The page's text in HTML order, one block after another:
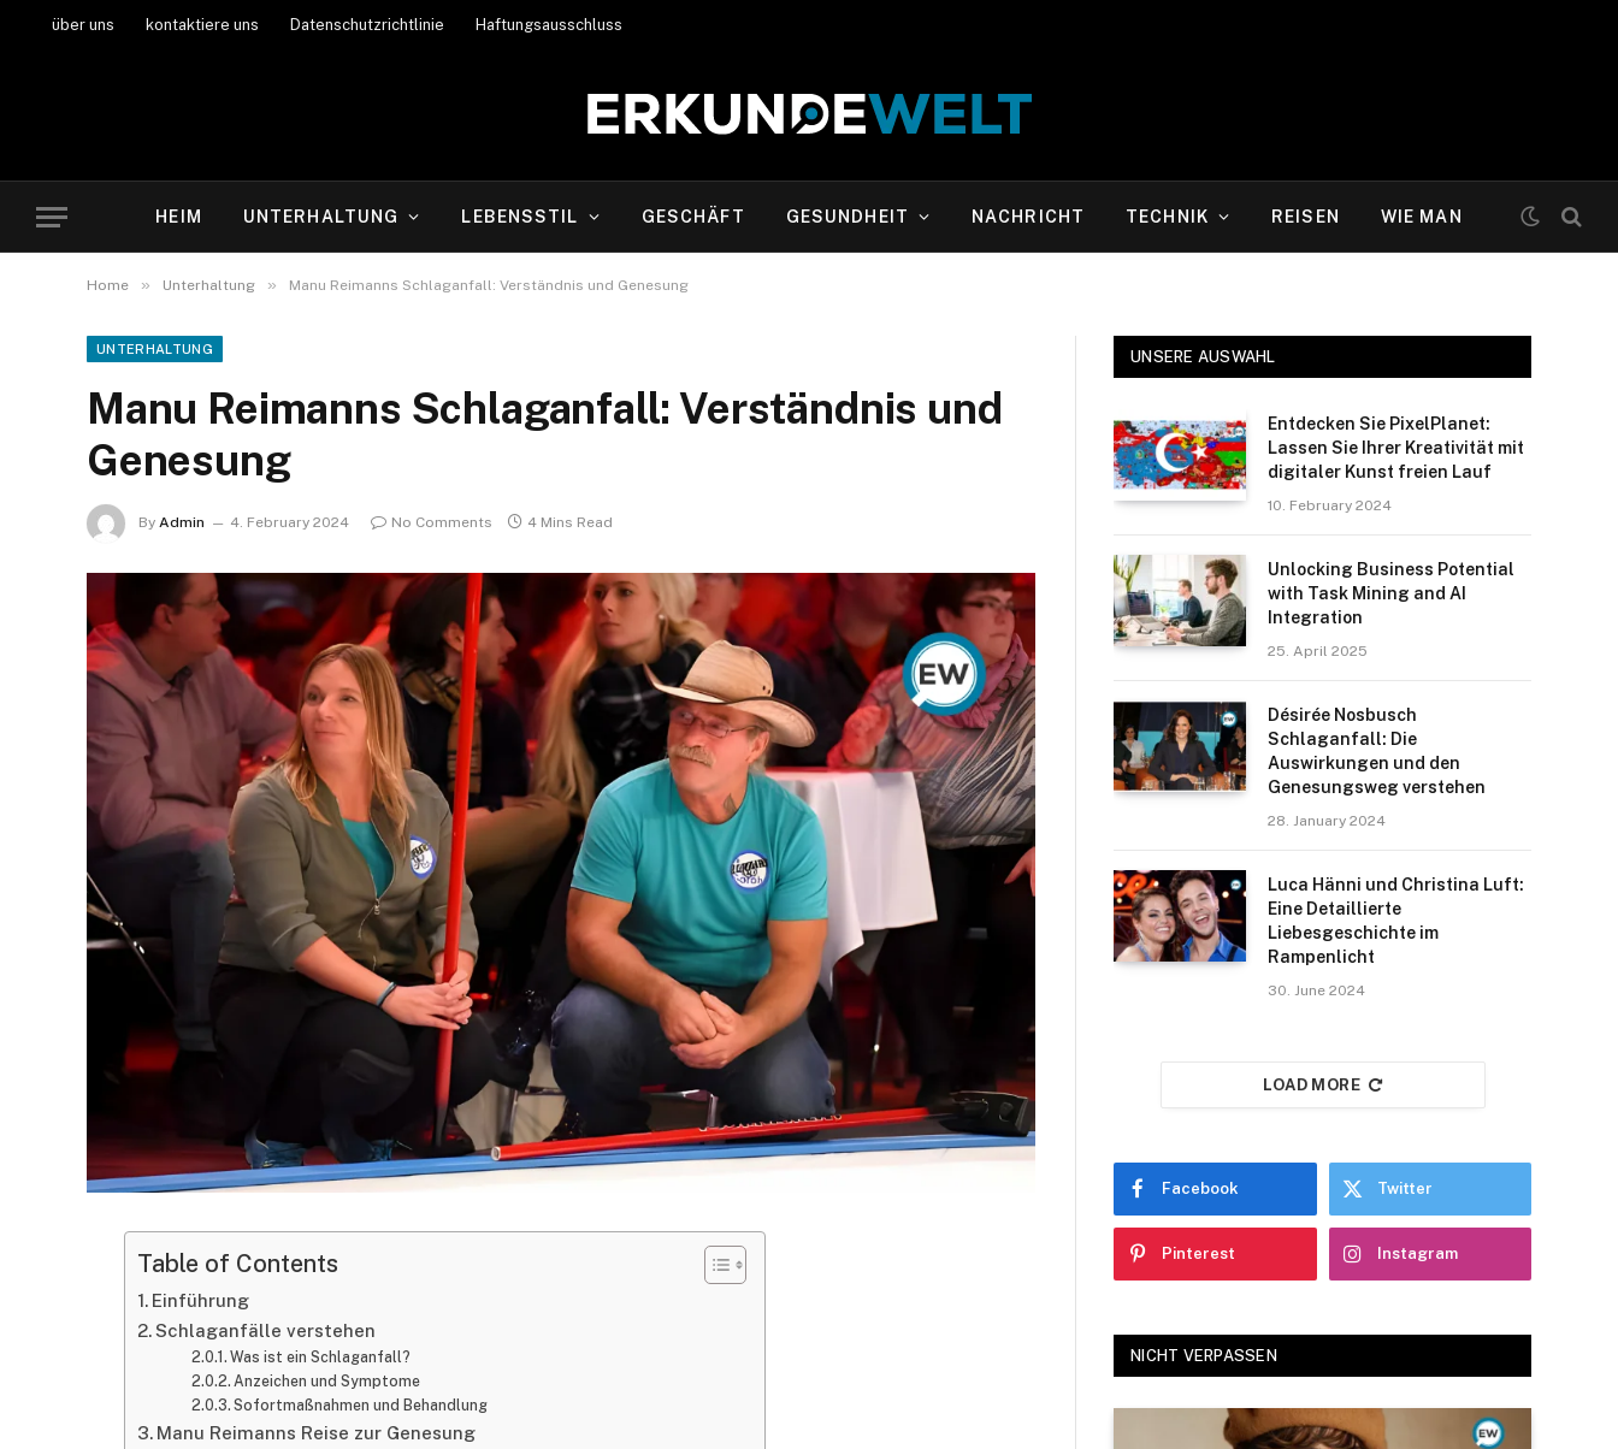
über uns kontaktiere uns Datenschutzrichtlinie Haftungsausschluss
HEIM UNTERHALTUNG LEBENSSTIL GESCHÄFT GESUNDHEIT NACHRICHT TECHNIK REISEN WIE MAN
Home » Unterhaltung » Manu Reimanns Schlaganfall: Verständnis und Genesung
UNTERHALTUNG
Manu Reimanns Schlaganfall: Verständnis und
Genesung
By Admin 4. February 2024 No Comments 4 Mins Read
Table of Contents
Einführung
Schlaganfälle verstehen
Was ist ein Schlaganfall?
Anzeichen und Symptome
Sofortmaßnahmen und Behandlung
Manu Reimanns Reise zur Genesung
UNSERE AUSWAHL
Entdecken Sie PixelPlanet:
Lassen Sie Ihrer Kreativität mit
digitaler Kunst freien Lauf
10. February 2024
Unlocking Business Potential
with Task Mining and AI
Integration
25. April 2025
Désirée Nosbusch
Schlaganfall: Die
Auswirkungen und den
Genesungsweg verstehen
28. January 2024
Luca Hänni und Christina Luft:
Eine Detaillierte
Liebesgeschichte im
Rampenlicht
30. June 2024
LOAD MORE
Facebook Twitter
Pinterest Instagram
NICHT VERPASSEN